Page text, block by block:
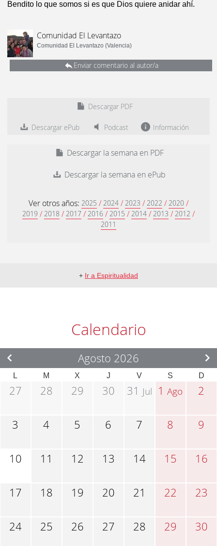
Bendito lo que somos si es que Dios quiere anidar ahí.
Comunidad El Levantazo
Comunidad El Levantazo (Valencia)
Enviar comentario al autor/a
Descargar PDF
Descargar ePub Podcast Información
Descargar la semana en PDF
Descargar la semana en ePub
Ver otros años: 2025 / 2024 / 2023 / 2022 / 2020 /
2019 / 2018 / 2017 / 2016 / 2015 / 2014 / 2013 / 2012 /
2011
+ Ir a Espiritualidad
Calendario
Agosto 2026
L M X J V S D
27 28 29 30 31 Jul 1Ago 2
3 4 5 6 7 8 9
10 11 12 13 14 15 16
17 18 19 20 21 22 23
24 25 26 27 28 29 30